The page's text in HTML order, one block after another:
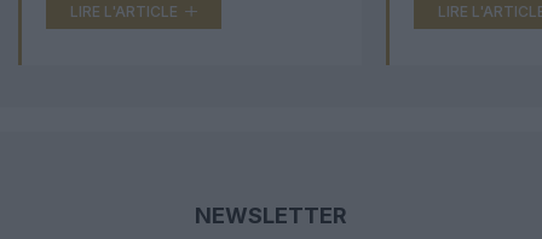
LIRE L'ARTICLE LIRE
NEWSLETTER